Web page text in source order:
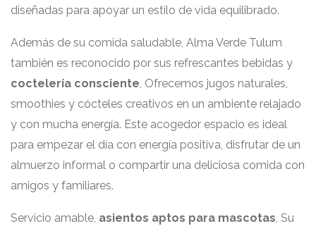
diseñadas para apoyar un estilo de vida equilibrado.
Además de su comida saludable, Alma Verde Tulum
también es reconocido por sus refrescantes bebidas y
coctelería consciente, Ofrecemos jugos naturales,
smoothies y cócteles creativos en un ambiente relajado
y con mucha energía. Este acogedor espacio es ideal
para empezar el día con energía positiva, disfrutar de un
almuerzo informal o compartir una deliciosa comida con
amigos y familiares.
Servicio amable, asientos aptos para mascotas, Su